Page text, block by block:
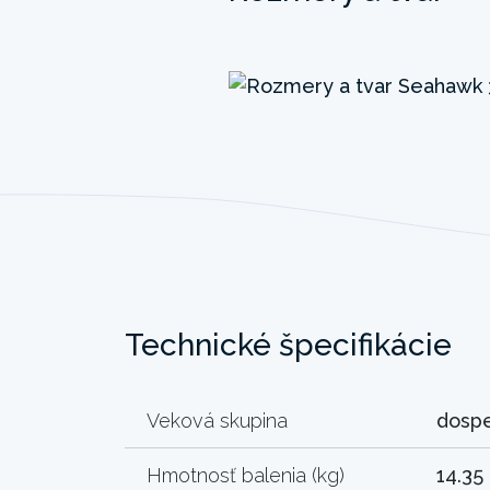
Technické špecifikácie
Veková skupina
Hmotnosť balenia (kg) 14.35